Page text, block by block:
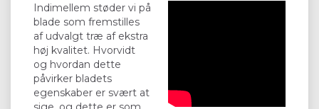
Indimellem støder vi på
blade som fremstilles
af udvalgt træ af ekstra
høj kvalitet. Hvorvidt
og hvordan dette
påvirker bladets
egenskaber er svært at